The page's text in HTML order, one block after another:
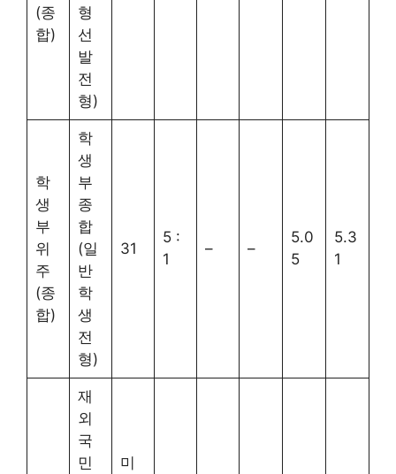
(종
합)
형
선
발
전
형)
학
생
부
위
주
(종
합)
학
생
부
종
합
(일
반
학
생
전
형)
31
5 :
1
– –
5.0
5
5.3
1
재
외
국
민
미